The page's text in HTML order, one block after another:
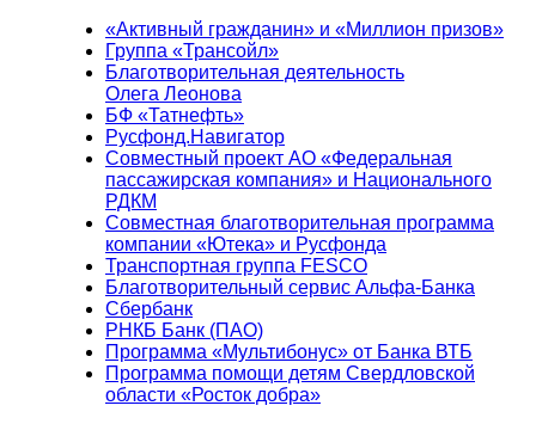
«Активный гражданин» и «Миллион призов»
Группа «Трансойл»
Благотворительная деятельность
Олега Леонова
БФ «Татнефть»
Русфонд.Навигатор
Совместный проект АО «Федеральная
пассажирская компания» и Национального
РДКМ
Совместная благотворительная программа
компании «Ютека» и Русфонда
Транспортная группа FESCO
Благотворительный сервис Альфа-Банка
Сбербанк
РНКБ Банк (ПАО)
Программа «Мультибонус» от Банка ВТБ
Программа помощи детям Свердловской
области «Росток добра»